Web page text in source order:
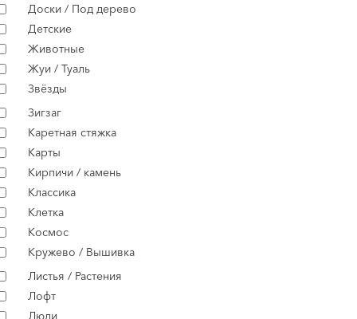
Доски / Под дерево
Детские
Животные
Жуи / Туаль
Звёзды
Зигзаг
Каретная стяжка
Карты
Кирпичи / камень
Классика
Клетка
Космос
Кружево / Вышивка
Листья / Растения
Лофт
Люди